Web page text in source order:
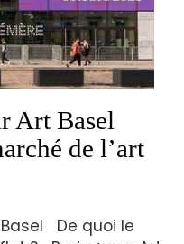
Art Basel
de l’art
De quoi le